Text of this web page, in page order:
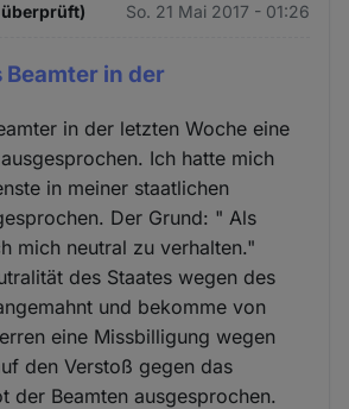
überprüft) So. 21 Mai 2017 - 01:26
in der
in der letzten Woche eine
Ich hatte mich
in meiner staatlichen
Der Grund: " Als
mich neutral zu verhalten."
des Staates wegen des
und bekomme von
eine Missbilligung wegen
den Verstoß gegen das
der Beamten ausgesprochen.